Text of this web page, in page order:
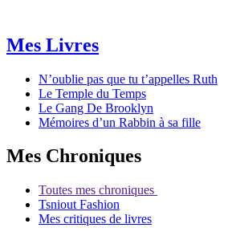
Mes Livres
N’oublie pas que tu t’appelles Ruth
Le Temple du Temps
Le Gang De Brooklyn
Mémoires d’un Rabbin à sa fille
Mes Chroniques
Toutes mes chroniques
Tsniout Fashion
Mes critiques de livres